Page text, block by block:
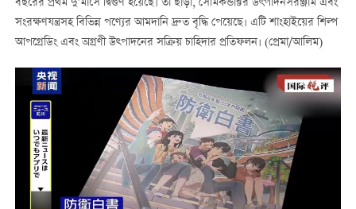
সংরক্ষণযন্ত্রসহ বিভিন্ন পণ্যের আমদানি দ্রুত বৃদ্ধি পেয়েছে। এটি শাংহাইয়ের শিল্প
আপগ্রেডিং এবং অগ্রণী উত্পাদনের সক্রিয় চাহিদার প্রতিফলন। (প্রেমা/আলিম)